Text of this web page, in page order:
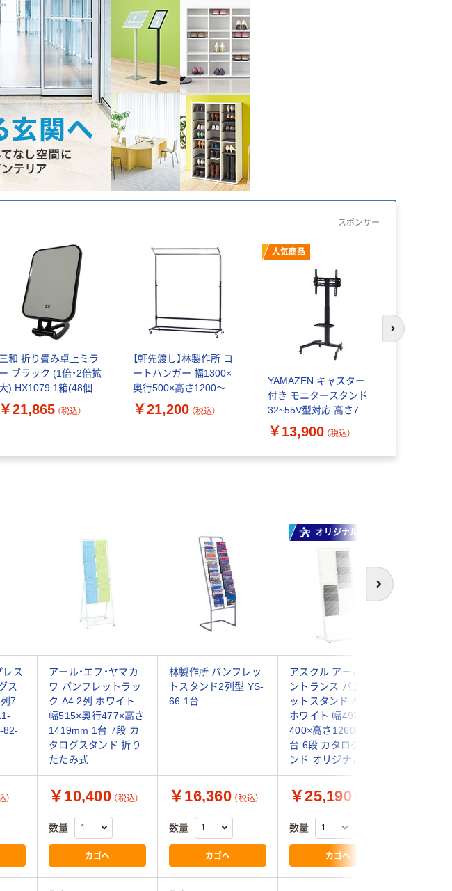
スポンサー
三和 折り畳み卓上ミラ
ー ブラック (1倍・2倍拡
大) HX1079 1箱(48個
入)（直送品）
￥21,865 （税込）
【軒先渡し】林製作所 コ
ートハンガー 幅1300×
奥行500×高さ1200～
1600mm ブラック×シル
バー 1台（直送品）
￥21,200 （税込）
人気商品
YAMAZEN キャスター
付き モニタースタンド
32~55V型対応 高さ7段
階 上下角度調節 LBTS-
T680(BK) 1台
￥13,900 （税込）
次のスライド
次へ
オリジナル
レス
ス
7
82-
アール・エフ・ヤマカ
ワ パンフレットラッ
ク A4 2列 ホワイト
幅515×奥行477×高さ
1419mm 1台 7段 カ
タログスタンド 折り
たたみ式
林製作所 パンフレッ
トスタンド2列型 YS-
66 1台
アスクル アーバンエ
ントランス パンフレ
ットスタンド A42列
ホワイト 幅497×奥行
400×高さ1260mm 1
台 6段 カタログスタ
ンド オリジナル
） ￥10,400 （税込）
数量
カゴへ
￥16,360 （税込）
数量
カゴへ
￥25,190
数量
カゴへ